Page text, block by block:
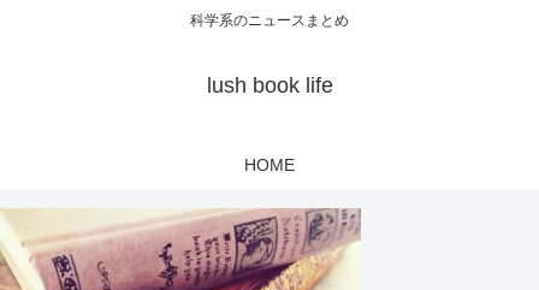
科学系のニュースまとめ
lush book life
HOME